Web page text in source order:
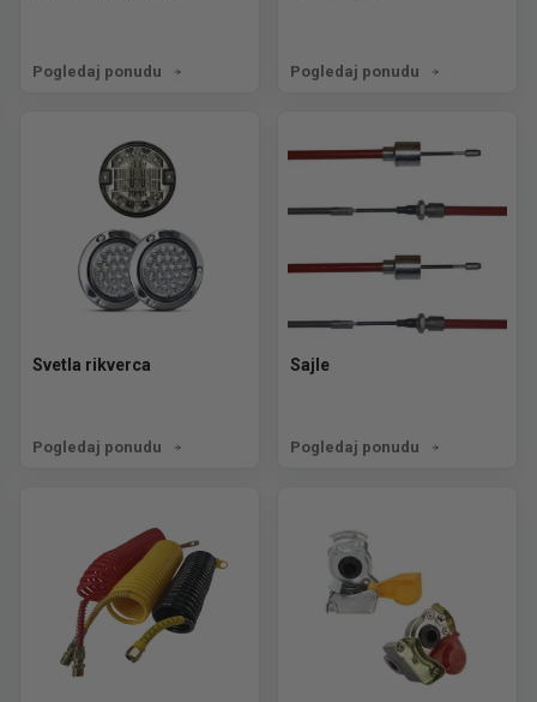
Pogledaj ponudu Pogledaj ponudu
Svetla rikverca
Pogledaj ponudu
Sajle
Pogledaj ponudu